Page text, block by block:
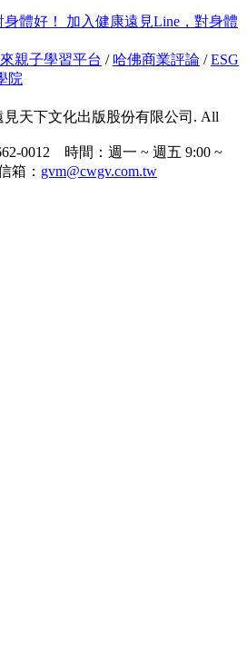
加入健康遠見Line，對身體
親子學習平台 / 哈佛商業評論 /ESG
院
見天下文化出版股份有限公司. All
0012 時間：週一 ~ 週五 9:00 ~
箱： gvm@cwgv.com.tw